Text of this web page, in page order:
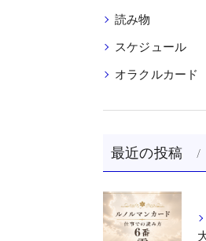
読み物
スケジュール
オラクルカード
最近の投稿